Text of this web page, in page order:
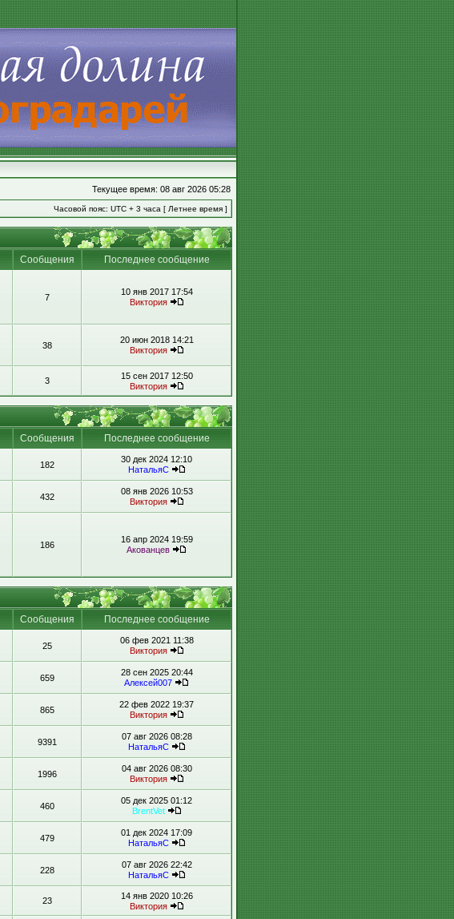
Текущее время: 08 авг 2026 05:28
Часовой пояс: UTC + 3 часа [ Летнее время ]
Сообщения
Последнее сообщение
7
10 янв 2017 17:54
Виктория
38
20 июн 2018 14:21
Виктория
3
15 сен 2017 12:50
Виктория
Сообщения
Последнее сообщение
182
30 дек 2024 12:10
НатальяС
432
08 янв 2026 10:53
Виктория
186
16 апр 2024 19:59
Акованцев
Сообщения
Последнее сообщение
25
06 фев 2021 11:38
Виктория
659
28 сен 2025 20:44
Алексей007
865
22 фев 2022 19:37
Виктория
9391
07 авг 2026 08:28
НатальяС
1996
04 авг 2026 08:30
Виктория
460
05 дек 2025 01:12
BrentVet
479
01 дек 2024 17:09
НатальяС
228
07 авг 2026 22:42
НатальяС
23
14 янв 2020 10:26
Виктория